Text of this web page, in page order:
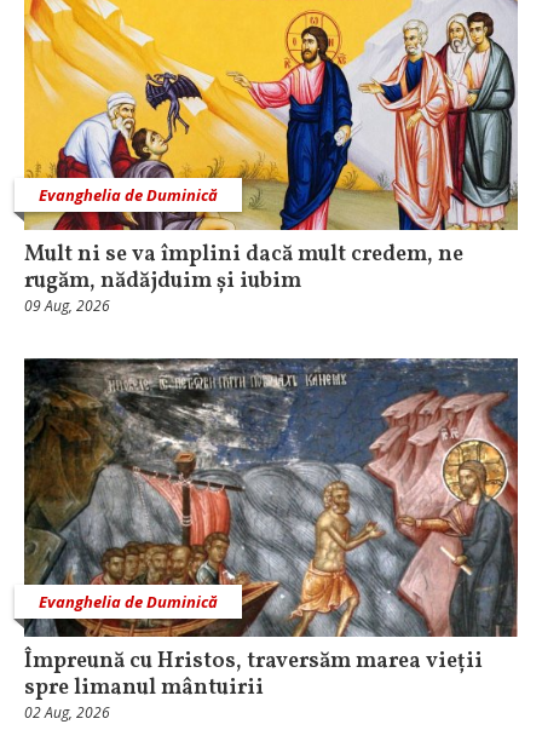
Evanghelia de Duminică
Mult ni se va împlini dacă mult credem, ne
rugăm, nădăjduim și iubim
09 Aug, 2026
Evanghelia de Duminică
Împreună cu Hristos, traversăm marea vieții
spre limanul mântuirii
02 Aug, 2026